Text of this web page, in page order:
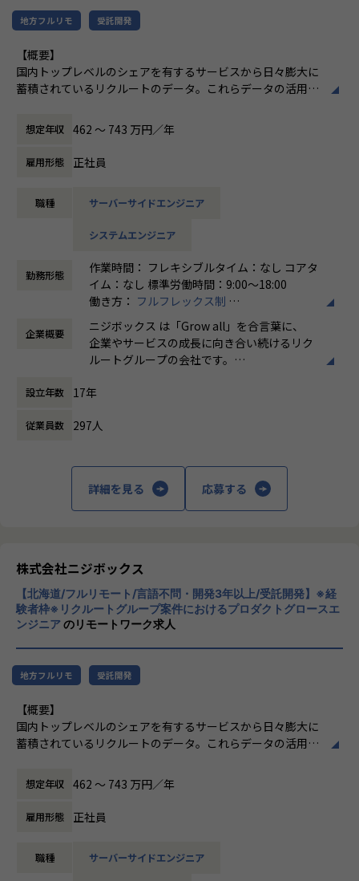
できる
様々なキャリアを広げることができる
・データエンジニアリング領域の充実した研修環境
無
地方フルリモ 受託開発
【概要】
国内トップレベルのシェアを有するサービスから日々膨大に
蓄積されているリクルートのデータ。これらデータの活用を
切に運営し、プロダクトが価値発揮する際に生じる様々な課
題を解決しながら、プロダクトを成長させて事業価値に繋げ
ていきます。
リクルートの各種サービスで利用されているデータプロダク
今回は、そのデータプロダクトの運営を推進するメンバーを
具体的には、下記のような業務をご担当いただく予定です。
・データプロダクトの運営と発生課題の解決
監視、障害対応などのシステム運用業務全般
課題の可視化と解決（スケーリング、チューニング、自動
ユーザニーズや設計内容に沿った開発
※プロジェクト例
・データ基盤システム（データレイク等） など
クトに関われる
・ただ開発するだけではなくプロダクト運営主体者としてプ
ロダクト開発に関わることで、長い期間使われ価値発揮し続
けるプロダクトを開発できるスキルを獲得できる
・高いレベルのエンジニアと共に業務することで成長できる
環境がある
できる
様々なキャリアを広げることができる
・データエンジニアリング領域の充実した研修環境
無
想定年収 462 〜 743 万円／年
雇用形態 正社員
職種 サーバーサイドエンジニア
システムエンジニア
勤務形態
作業時間： フレキシブルタイム：なし コアタ
イム：なし 標準労働時間：9:00〜18:00
働き方： フルフレックス制
時間外労働の有無： 有（月平均5時間～10時
間）
休憩時間： 60分
企業概要
ニジボックス は「Grow all」を合言葉に、
企業やサービスの成長に向き合い続けるリク
ルートグループの会社です。
ングなどを通じて、お客様のビジネスに伴走
私たちはこの言葉を企業のVisionとしていま
す。
とらえること。
期待を大きく超える新たな価値を共に創り出
すこと。皆さまがサービスの成長を志したと
きに、
真っ先にニジボックスを思い浮かべていただ
けることを目指しています。
設立年数 17年
従業員数 297人
詳細を見る 応募する
株式会社ニジボックス
【北海道/フルリモート/言語不問・開発3年以上/受託開発】※経
験者枠※リクルートグループ案件におけるプロダクトグロースエ
ンジニアのリモートワーク求人
地方フルリモ 受託開発
【概要】
国内トップレベルのシェアを有するサービスから日々膨大に
蓄積されているリクルートのデータ。これらデータの活用を
切に運営し、プロダクトが価値発揮する際に生じる様々な課
題を解決しながら、プロダクトを成長させて事業価値に繋げ
ていきます。
リクルートの各種サービスで利用されているデータプロダク
想定年収 462 〜 743 万円／年
雇用形態 正社員
職種 サーバーサイドエンジニア